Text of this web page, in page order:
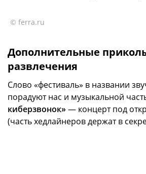
© ferra.ru
Дополнительные
развлечения
Слово «фестиваль» в названии
порадуют нас и музыкальной
киберзвонок»— концерт под
(часть хедлайнеров держат в